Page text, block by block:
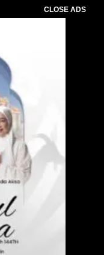
CLOSE ADS